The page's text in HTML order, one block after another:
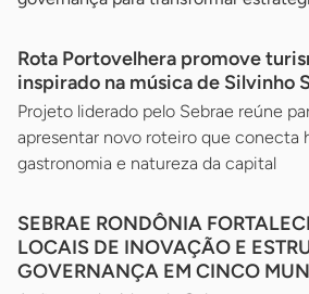
Rota Portovelhera promove
inspirado na música de Silvinho
Projeto liderado pelo Sebrae reúne
apresentar novo roteiro que conecta
gastronomia e natureza da capital
SEBRAE RONDÔNIA
LOCAIS DE INOVAÇÃO E
GOVERNANÇA EM CINCO